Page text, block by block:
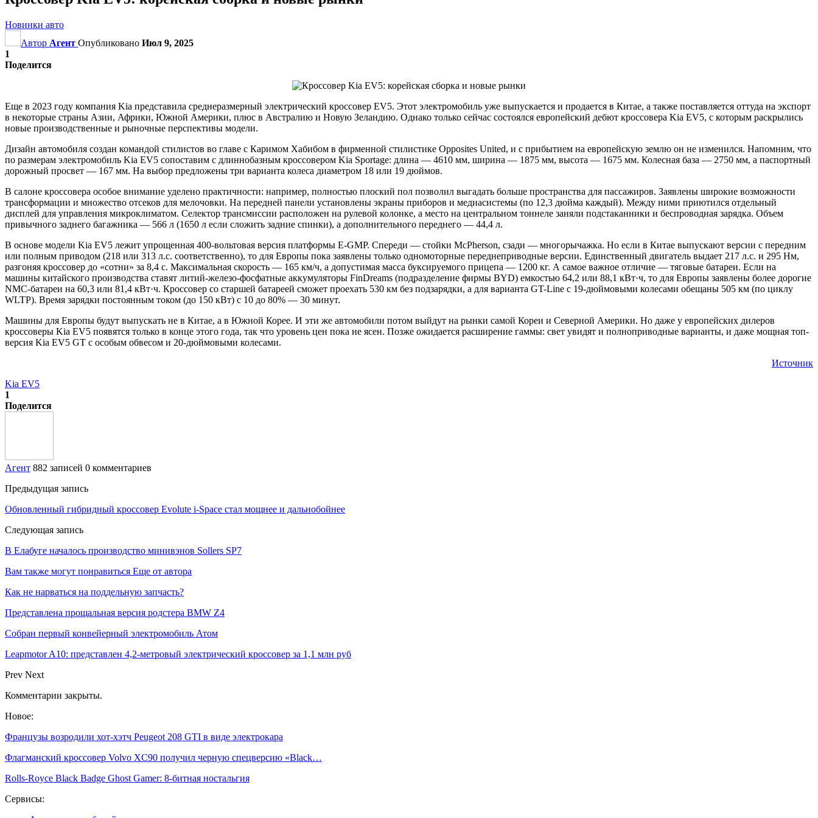
Новинки авто
Автор Агент Опубликовано Июл 9, 2025
1
Поделится
Еще в 2023 году компания Kia представила среднеразмерный электрический кроссовер EV5. Этот электромобиль уже выпускается и продается в Китае, а также поставляется оттуда на экспорт
в некоторые страны Азии, Африки, Южной Америки, плюс в Австралию и Новую Зеландию. Однако только сейчас состоялся европейский дебют кроссовера Kia EV5, с которым раскрылись
новые производственные и рыночные перспективы модели.
Дизайн автомобиля создан командой стилистов во главе с Каримом Хабибом в фирменной стилистике Opposites United, и с прибытием на европейскую землю он не изменился. Напомним, что
по размерам электромобиль Kia EV5 сопоставим с длиннобазным кроссовером Kia Sportage: длина — 4610 мм, ширина — 1875 мм, высота — 1675 мм. Колесная база — 2750 мм, а паспортный
дорожный просвет — 167 мм. На выбор предложены три варианта колеса диаметром 18 или 19 дюймов.
В салоне кроссовера особое внимание уделено практичности: например, полностью плоский пол позволил выгадать больше пространства для пассажиров. Заявлены широкие возможности
трансформации и множество отсеков для мелочовки. На передней панели установлены экраны приборов и медиасистемы (по 12,3 дюйма каждый). Между ними приютился отдельный
дисплей для управления микроклиматом. Селектор трансмиссии расположен на рулевой колонке, а место на центральном тоннеле заняли подстаканники и беспроводная зарядка. Объем
привычного заднего багажника — 566 л (1650 л если сложить задние спинки), а дополнительного переднего — 44,4 л.
В основе модели Kia EV5 лежит упрощенная 400-вольтовая версия платформы E-GMP. Спереди — стойки McPherson, сзади — многорычажка. Но если в Китае выпускают версии с передним
или полным приводом (218 или 313 л.с. соответственно), то для Европы пока заявлены только одномоторные переднеприводные версии. Единственный двигатель выдает 217 л.с. и 295 Нм,
разгоняя кроссовер до «сотни» за 8,4 с. Максимальная скорость — 165 км/ч, а допустимая масса буксируемого прицепа — 1200 кг. А самое важное отличие — тяговые батареи. Если на
машины китайского производства ставят литий-железо-фосфатные аккумуляторы FinDreams (подразделение фирмы BYD) емкостью 64,2 или 88,1 кВт·ч, то для Европы заявлены более дорогие
NMC-батареи на 60,3 или 81,4 кВт·ч. Кроссовер со старшей батареей сможет проехать 530 км без подзарядки, а для варианта GT-Line с 19-дюймовыми колесами обещаны 505 км (по циклу
WLTP). Время зарядки постоянным током (до 150 кВт) с 10 до 80% — 30 минут.
Машины для Европы будут выпускать не в Китае, а в Южной Корее. И эти же автомобили потом выйдут на рынки самой Кореи и Северной Америки. Но даже у европейских дилеров
кроссоверы Kia EV5 появятся только в конце этого года, так что уровень цен пока не ясен. Позже ожидается расширение гаммы: свет увидят и полноприводные варианты, и даже мощная топ-
версия Kia EV5 GT с особым обвесом и 20-дюймовыми колесами.
Источник
Kia EV5
1
Поделится
Агент 882 записей 0 комментариев
Предыдущая запись
Обновленный гибридный кроссовер Evolute i-Space стал мощнее и дальнобойнее
Следующая запись
В Елабуге началось производство минивэнов Sollers SP7
Вам также могут понравиться Еще от автора
Как не нарваться на поддельную запчасть?
Представлена прощальная версия родстера BMW Z4
Собран первый конвейерный электромобиль Атом
Leapmotor A10: представлен 4,2-метровый электрический кроссовер за 1,1 млн руб
Prev Next
Комментарии закрыты.
Новое:
Французы возродили хот-хэтч Peugeot 208 GTI в виде электрокара
Флагманский кроссовер Volvo XC90 получил черную спецверсию «Black…
Rolls-Royce Black Badge Ghost Gamer: 8-битная ностальгия
Сервисы: